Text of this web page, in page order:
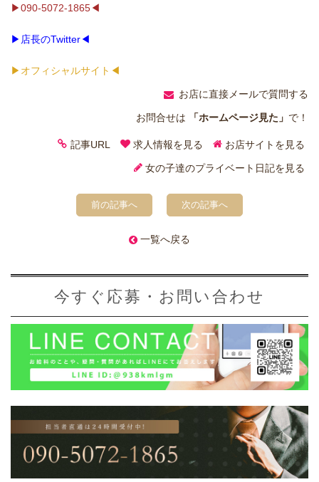
▶090-5072-1865◀
▶店長のTwitter◀
▶オフィシャルサイト◀
お店に直接メールで質問する
お問合せは
「ホームページ見た」 で！
記事URL 求人情報を見る お店サイトを見る
女の子達のプライベート日記を見る
前の記事へ 次の記事へ
一覧へ戻る
今すぐ応募・お問い合わせ